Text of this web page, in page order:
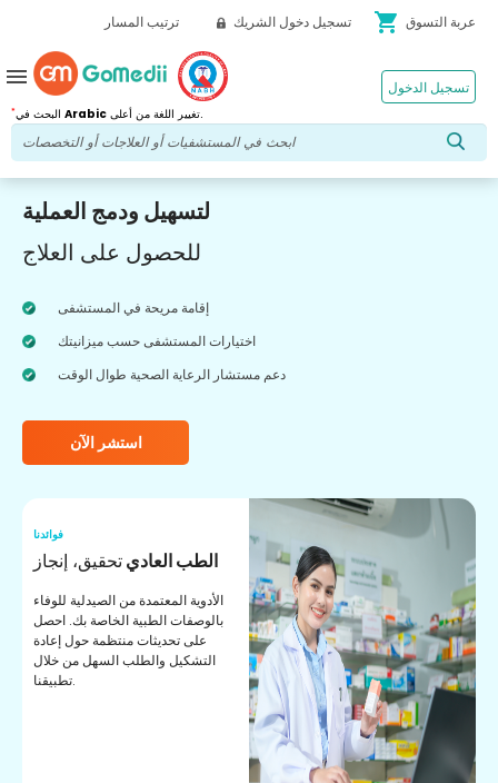
ترتيب المسار تسجيل دخول الشريك shopping_cart عربة التسوق
* Arabic تغيير اللغة من أعلى.
تسجيل الدخول menu
لتسهيل ودمج العملية
للحصول على العلاج
إقامة مريحة في المستشفى
اختيارات المستشفى حسب ميزانيتك
دعم مستشار الرعاية الصحية طوال الوقت
استشر الآن
فوائدنا
الطب العاديتحقيق، إنجاز
الأدوية المعتمدة من الصيدلية للوفاء
بالوصفات الطبية الخاصة بك. احصل
على تحديثات منتظمة حول إعادة
التشكيل والطلب السهل من خلال
تطبيقنا.